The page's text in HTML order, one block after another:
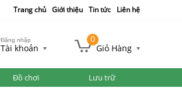
Trang chủ Giới thiệu Tin tức Liên hệ
Đăng nhập
Tài khoản
0
Giỏ Hàng
Đồ chơi Lưu trữ